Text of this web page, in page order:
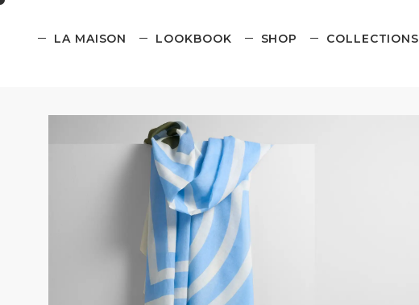
LA MAISON LOOKBOOK SHOP COLLECTIONS